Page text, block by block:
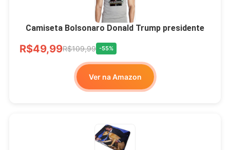
Camiseta Bolsonaro Donald Trump presidente
R$49,99R$109,99 -55%
Ver na Amazon